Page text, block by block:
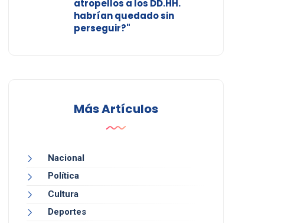
atropellos a los DD.HH.
habrían quedado sin
perseguir?"
Más Artículos
Nacional
Política
Cultura
Deportes